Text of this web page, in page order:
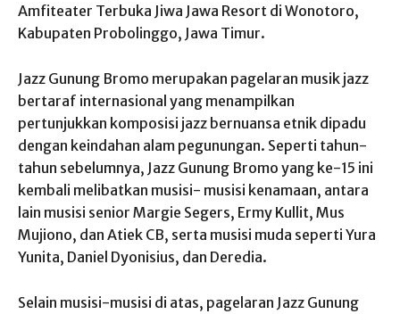
Amfiteater Terbuka Jiwa Jawa Resort di Wonotoro,
Kabupaten Probolinggo, Jawa Timur.
Jazz Gunung Bromo merupakan pagelaran musik jazz
bertaraf internasional yang menampilkan
pertunjukkan komposisi jazz bernuansa etnik dipadu
dengan keindahan alam pegunungan. Seperti tahun-
tahun sebelumnya, Jazz Gunung Bromo yang ke-15 ini
kembali melibatkan musisi- musisi kenamaan, antara
lain musisi senior Margie Segers, Ermy Kullit, Mus
Mujiono, dan Atiek CB, serta musisi muda seperti Yura
Yunita, Daniel Dyonisius, dan Deredia.
Selain musisi-musisi di atas, pagelaran Jazz Gunung